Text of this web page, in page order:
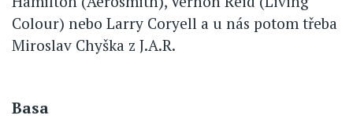
Colour) nebo Larry Coryell a u nás potom třeba
Miroslav Chyška z J.A.R.
Basa